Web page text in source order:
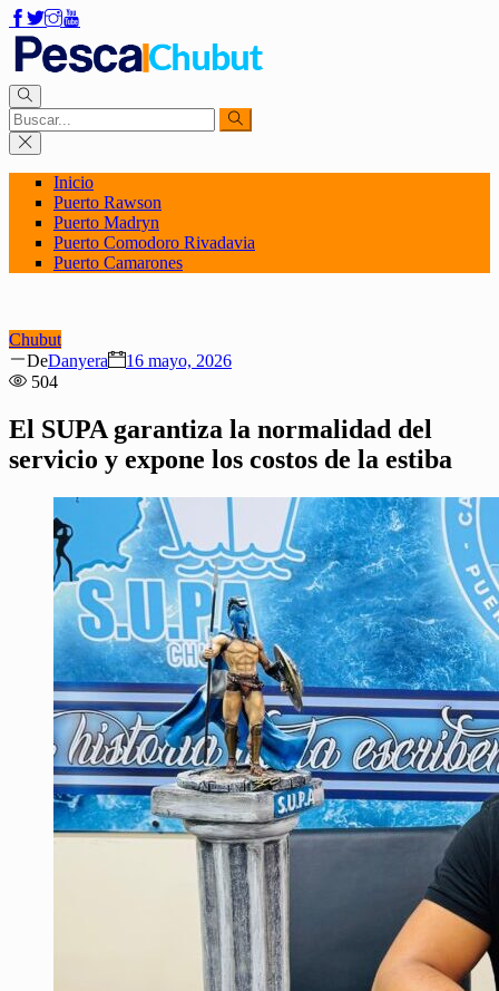
Inicio
Puerto Rawson
Puerto Madryn
Puerto Comodoro Rivadavia
Puerto Camarones
Chubut
DeAuthor
Danyera
Posted
16 mayo, 2026
504
El SUPA garantiza la normalidad del
servicio y expone los costos de la estiba